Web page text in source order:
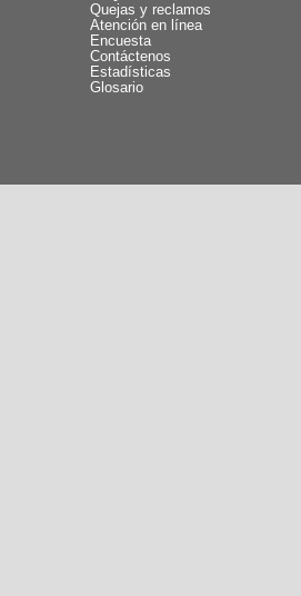
Quejas y reclamos
Atención en línea
Encuesta
Contáctenos
Estadísticas
Glosario